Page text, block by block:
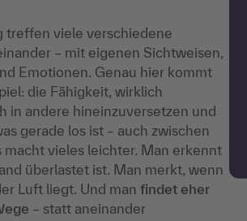
treffen viele verschiedene
– mit eigenen Sichtweisen,
Emotionen. Genau hier kommt
die Fähigkeit, wirklich
in andere hineinzuversetzen und
gerade los ist – auch zwischen
macht vieles leichter. Man erkennt
überlastet ist. Man merkt, wenn
Luft liegt. Und man findet eher
– statt aneinander